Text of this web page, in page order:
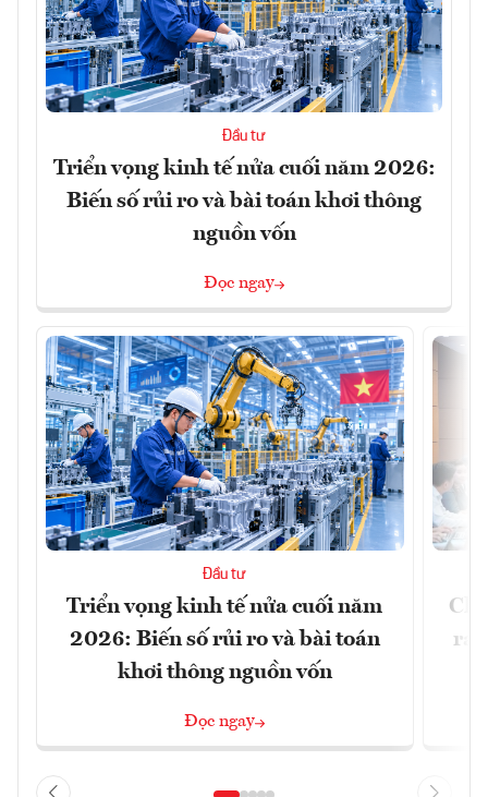
Đầu tư
Triển vọng kinh tế nửa cuối năm 2026:
Biến số rủi ro và bài toán khơi thông
nguồn vốn
Đọc ngay
Đầu tư
Triển vọng kinh tế nửa cuối năm
2026: Biến số rủi ro và bài toán
khơi thông nguồn vốn
Đọc ngay
ra